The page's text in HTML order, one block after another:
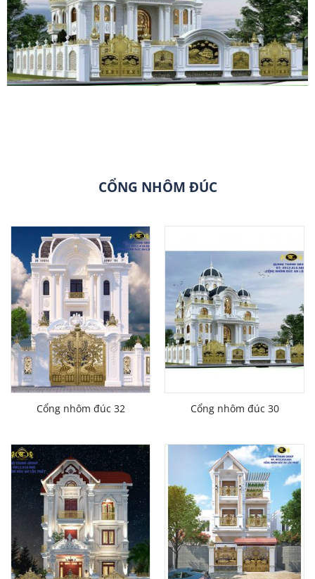
CỔNG NHÔM ĐÚC
Cổng nhôm đúc 32 Cổng nhôm đúc 30